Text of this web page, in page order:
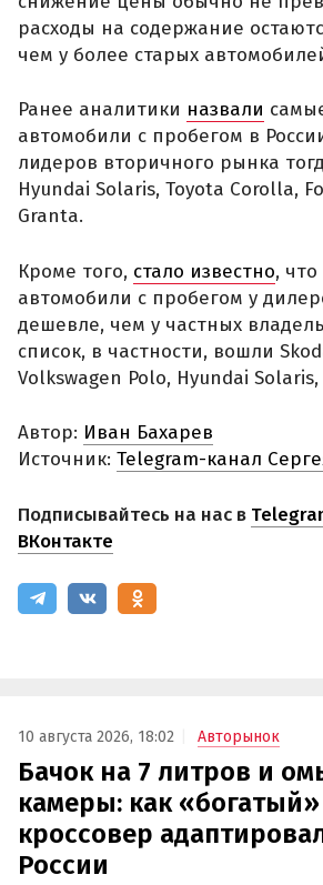
расходы на содержание
чем у более старых
Ранее аналитики назвали
автомобили с пробегом в
лидеров вторичного рынка
Hyundai Solaris, Toyota Corolla,
Granta.
Кроме того, стало известно,
автомобили с пробегом у
дешевле, чем у частных
список, в частности, вошли
Volkswagen Polo, Hyundai Solaris,
Автор: Иван Бахарев
Источник: Telegram-канал
Подписывайтесь на нас в
ВКонтакте
10 августа 2026, 18:02 Авторынок
Бачок на 7 литров и
камеры: как
кроссовер
России